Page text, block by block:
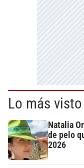
Lo más visto
Natalia
de pelo
2026